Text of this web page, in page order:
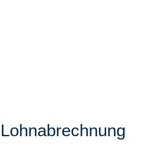
Lohnabrechnung